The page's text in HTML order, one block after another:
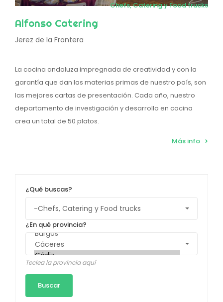
Chefs, Catering y Food trucks
Alfonso Catering
Jerez de la Frontera
La cocina andaluza impregnada de creatividad y con la
garantía que dan las materias primas de nuestro país, son
las mejores cartas de presentación. Cada año, nuestro
departamento de investigación y desarrollo en cocina
crea un total de 50 platos.
Más info
¿Qué buscas?
¿En qué provincia?
Teclea la provincia aquí